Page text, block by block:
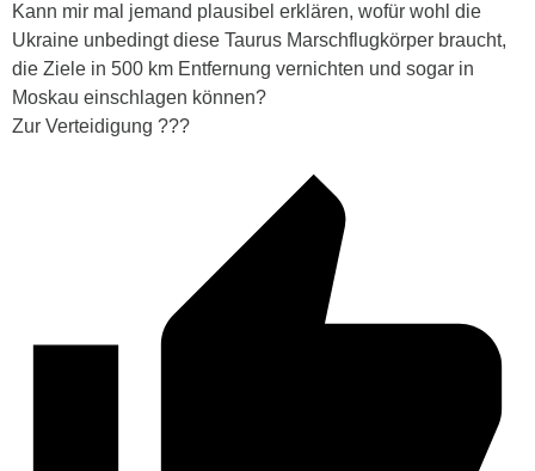
Kann mir mal jemand plausibel erklären, wofür wohl die
Ukraine unbedingt diese Taurus Marschflugkörper braucht,
die Ziele in 500 km Entfernung vernichten und sogar in
Moskau einschlagen können?
Zur Verteidigung ???